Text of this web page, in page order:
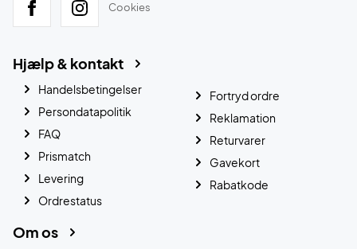
Cookies
Hjælp & kontakt
Handelsbetingelser
Persondatapolitik
FAQ
Prismatch
Levering
Ordrestatus
Fortryd ordre
Reklamation
Returvarer
Gavekort
Rabatkode
Om os